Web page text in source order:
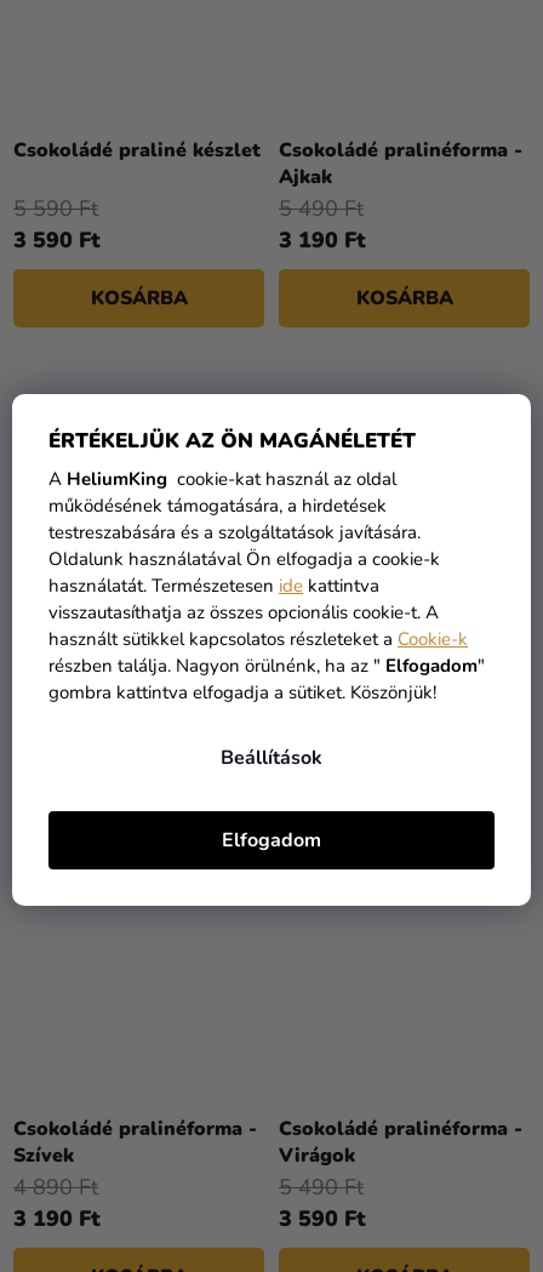
ÉRTÉKELJÜK AZ ÖN MAGÁNÉLETÉT
A HeliumKing cookie-kat használ az oldal
működésének támogatására, a hirdetések
testreszabására és a szolgáltatások javítására.
Oldalunk használatával Ön elfogadja a cookie-k
használatát. Természetesen ide kattintva
visszautasíthatja az összes opcionális cookie-t. A
használt sütikkel kapcsolatos részleteket a Cookie-k
részben találja. Nagyon örülnénk, ha az " Elfogadom"
gombra kattintva elfogadja a sütiket. Köszönjük!
Beállítások
Elfogadom
Csokoládé praliné készlet
3 590 Ft
5 590 Ft
KOSÁRBA
Csokoládé pralinéforma -
Ajkak
3 190 Ft
5 490 Ft
KOSÁRBA
Csokoládé pralinéforma -
Levelek
5 490 Ft
Csokoládé pralinéforma -
Ovális
4 890 Ft
Csokoládé pralinéforma -
Szívek
3 190 Ft
4 890 Ft
Csokoládé pralinéforma -
Virágok
3 590 Ft
5 490 Ft